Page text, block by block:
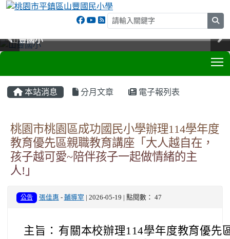
山豐國小
山豐國小
山豐國小
山豐國小
本站消息 分月文章 電子報列表
桃園市桃園區成功國民小學辦理114學年度
教育優先區親職教育講座「大人越自在，
孩子越可愛~陪伴孩子一起做情緒的主
人!」
公告 張佳惠 - 輔導室 | 2026-05-19 | 點閱數： 47
主旨： 有關本校辦理114學年度教育優先